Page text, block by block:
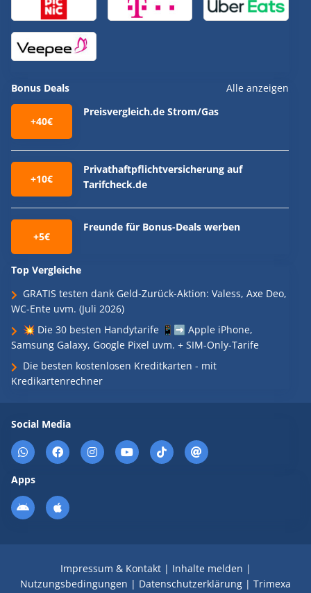
Bonus Deals Alle anzeigen
+40€
Preisvergleich.de Strom/Gas
+10€
Privathaftpflichtversicherung auf
Tarifcheck.de
+5€
Freunde für Bonus-Deals werben
Top Vergleiche
GRATIS testen dank Geld-Zurück-Aktion: Valess, Axe Deo,
WC-Ente uvm. (Juli 2026)
💥 Die 30 besten Handytarife 📱➡️ Apple iPhone,
Samsung Galaxy, Google Pixel uvm. + SIM-Only-Tarife
Die besten kostenlosen Kreditkarten - mit
Kredikartenrechner
Social Media
Apps
Impressum & Kontakt| Inhalte melden |
Nutzungsbedingungen | Datenschutzerklärung | Trimexa